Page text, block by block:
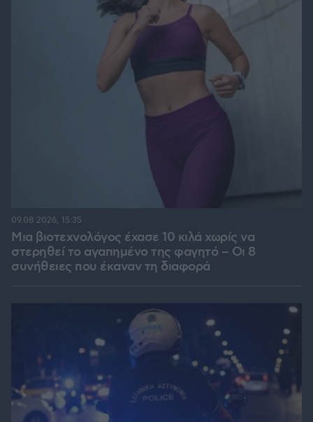
Μια βιοτεχνολόγος έχασε 10 κιλά χωρίς να
στερηθεί το αγαπημένο της φαγητό – Οι 8
συνήθειες που έκαναν τη διαφορά
09.08.2026, 15:35